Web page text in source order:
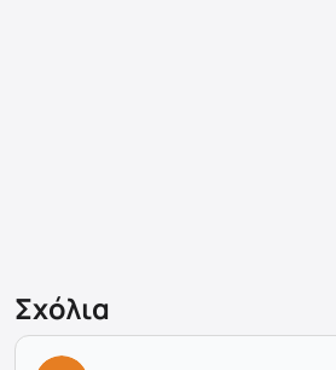
Σχόλια